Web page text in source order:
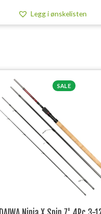
Legg i ønskelisten
SALE